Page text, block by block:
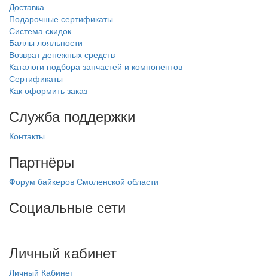
Доставка
Подарочные сертификаты
Система скидок
Баллы лояльности
Возврат денежных средств
Каталоги подбора запчастей и компонентов
Сертификаты
Как оформить заказ
Служба поддержки
Контакты
Партнёры
Форум байкеров Смоленской области
Социальные сети
Личный кабинет
Личный Кабинет